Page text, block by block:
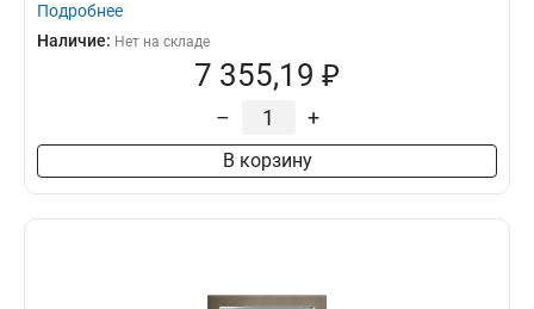
Подробнее
Наличие: Нет на складе
7 355,19 ₽
– +
В корзину